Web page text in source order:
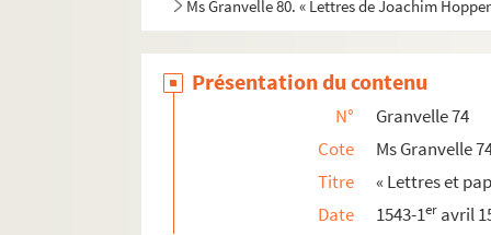
Ms Granvelle 80. « Lettres de Joachim
Présentation du contenu
N°
Granvelle 74
Cote
Ms Granvelle
Titre
« Lettres et
Date
1543-1er avril